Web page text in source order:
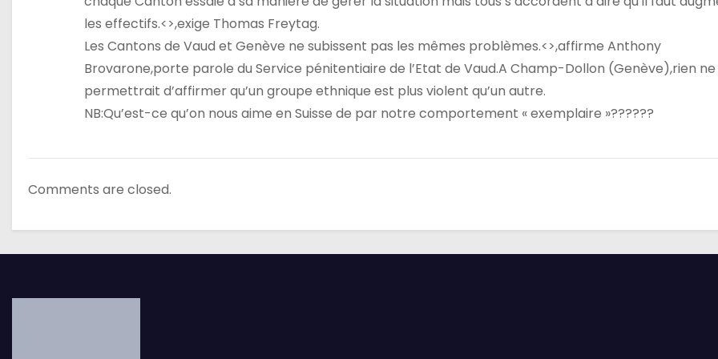
les effectifs.<>,exige Thomas Freytag.
Les Cantons de Vaud et Genève ne subissent pas les mêmes problèmes.<>,affirme Anthony
Brovarone,porte parole du Service pénitentiaire de l’Etat de Vaud.A Champ-Dollon (Genève),rien ne
permettrait d’affirmer qu’un groupe ethnique est plus violent qu’un autre.
NB:Qu’est-ce qu’on nous aime en Suisse de par notre comportement « exemplaire »??????
Comments are closed.